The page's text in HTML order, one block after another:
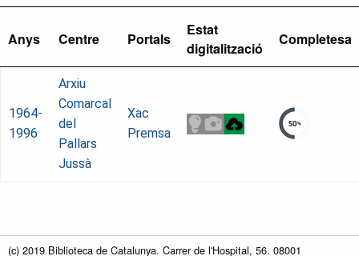
Anys Centre Portals
Estat
digitalització
Completesa
1964-
1996
Arxiu
Comarcal
del
Pallars
Jussà
Xac
Premsa
(c) 2019 Biblioteca de Catalunya. Carrer de l'Hospital, 56. 08001